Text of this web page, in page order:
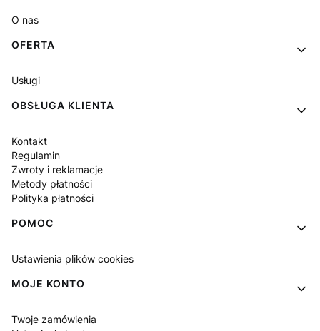
O nas
OFERTA
Usługi
OBSŁUGA KLIENTA
Kontakt
Regulamin
Zwroty i reklamacje
Metody płatności
Polityka płatności
POMOC
Ustawienia plików cookies
MOJE KONTO
Twoje zamówienia